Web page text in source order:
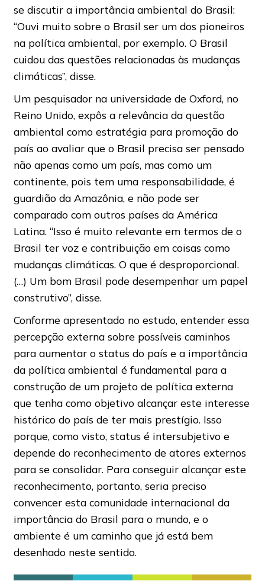
se discutir a importância ambiental do Brasil:
“Ouvi muito sobre o Brasil ser um dos pioneiros
na política ambiental, por exemplo. O Brasil
cuidou das questões relacionadas às mudanças
climáticas”, disse.
Um pesquisador na universidade de Oxford, no
Reino Unido, expôs a relevância da questão
ambiental como estratégia para promoção do
país ao avaliar que o Brasil precisa ser pensado
não apenas como um país, mas como um
continente, pois tem uma responsabilidade, é
guardião da Amazônia, e não pode ser
comparado com outros países da América
Latina. “Isso é muito relevante em termos de o
Brasil ter voz e contribuição em coisas como
mudanças climáticas. O que é desproporcional.
(…) Um bom Brasil pode desempenhar um papel
construtivo”, disse.
Conforme apresentado no estudo, entender essa
percepção externa sobre possíveis caminhos
para aumentar o status do país e a importância
da política ambiental é fundamental para a
construção de um projeto de política externa
que tenha como objetivo alcançar este interesse
histórico do país de ter mais prestígio. Isso
porque, como visto, status é intersubjetivo e
depende do reconhecimento de atores externos
para se consolidar. Para conseguir alcançar este
reconhecimento, portanto, seria preciso
convencer esta comunidade internacional da
importância do Brasil para o mundo, e o
ambiente é um caminho que já está bem
desenhado neste sentido.